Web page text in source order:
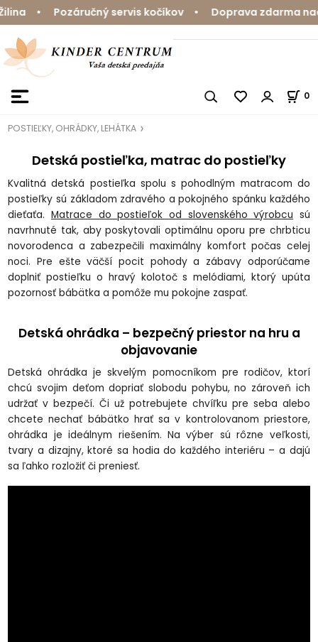
servis kočíkov • Doprava zdarma nad 59
0
POSTIEĽKY, OHRÁDKY, LEHÁTKA
Detská postieľka, matrac do postieľky
Kvalitnádetská postieľka spolu s pohodlným matracom do
postieľky sú základom zdravého a pokojného spánku každého
dieťaťa. Matrace do postieľok od slovenského výrobcu sú
navrhnuté tak, aby poskytovali optimálnu oporu pre chrbticu
novorodenca a zabezpečili maximálny komfort počas celej
noci. Pre ešte väčší pocit pohody a zábavy odporúčame
doplniť postieľku o hravý kolotoč s melódiami, ktorý upúta
pozornosť bábätka a pomôže mu pokojne zaspať.
Detská ohrádka – bezpečný priestor na hru a
objavovanie
Detská ohrádka je skvelým pomocníkom pre rodičov, ktorí
chcú svojim deťom dopriať slobodu pohybu, no zároveň ich
udržať v bezpečí. Či už potrebujete chvíľku pre seba alebo
chcete nechať bábätko hrať sa v kontrolovanom priestore,
ohrádka je ideálnym riešením. Na výber sú rôzne veľkosti,
tvary a dizajny, ktoré sa hodia do každého interiéru – a dajú
sa ľahko rozložiť či preniesť.